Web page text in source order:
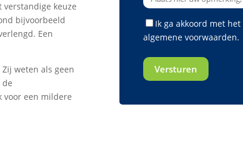
keuze
bijvoorbeeld
Een
Zij weten als geen
de
voor een mildere
Ik ga akkoord met het
algemene voorwaarden.